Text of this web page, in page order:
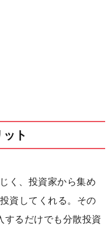
ト
く、投資家から集め
資してくれる。その
するだけでも分散投資